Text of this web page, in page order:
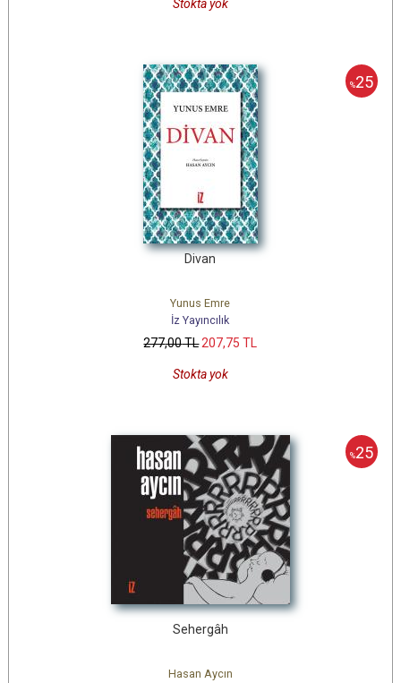
Stokta yok
%25
Divan
Yunus Emre
İz Yayıncılık
277,00TL207,75 TL
Stokta yok
%25
Sehergâh
Hasan Aycın